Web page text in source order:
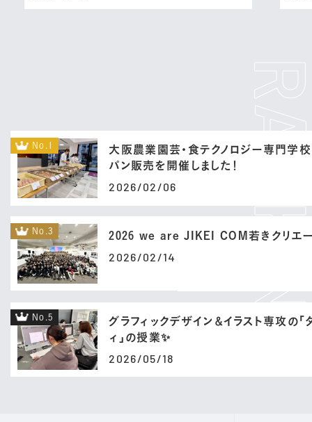
No.1
大阪農業園芸・食テクノロジー専門学
パン販売を開催しました！
2026/02/06
No.3 2026 we are JIKEI COM若きクリエ
2026/02/14
No.5
グラフィックデザイン＆イラスト専攻の「
ィ」の授業✨
2026/05/18